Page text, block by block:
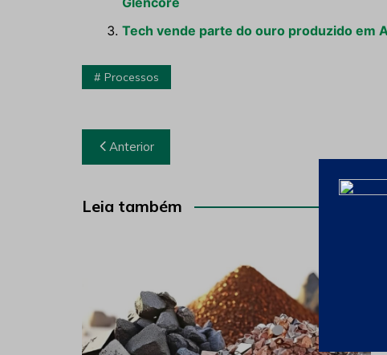
Tech vende parte do ouro produzido em
Processos
Navegação
de
Post
Anterior
Leia também